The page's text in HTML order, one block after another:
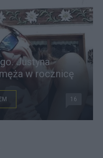
Justyna
w rocznicę
16